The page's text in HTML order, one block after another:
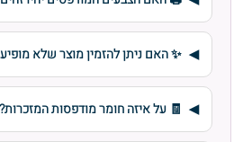
✨ האם ניתן להזמין מוצר שלא
🧾 על איזה חומר מודפסות המזכרות?